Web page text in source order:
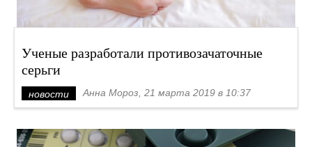
Ученые разработали противозачаточные
серьги
новости Анна Мороз, 21 марта 2019 в 10:37